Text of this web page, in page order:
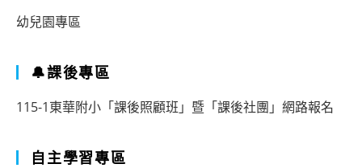
幼兒園專區
🔔課後專區
115-1東華附小「課後照顧班」暨「課後社團」網路報名
自主學習專區